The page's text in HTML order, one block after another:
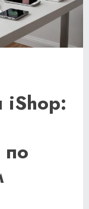
iShop: